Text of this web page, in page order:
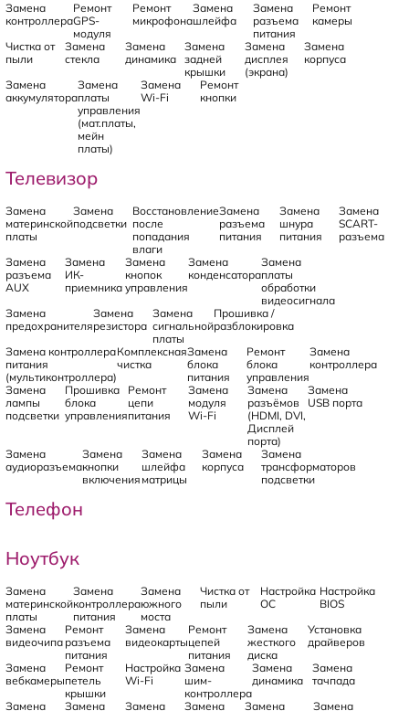
Замена
контроллера
Ремонт
GPS-
модуля
Ремонт
микрофона
Замена
шлейфа
Замена
разъема
питания
Ремонт
камеры
Чистка от
пыли
Замена
стекла
Замена
динамика
Замена
задней
крышки
Замена
дисплея
(экрана)
Замена
корпуса
Замена
аккумулятора
Замена
платы
управления
(мат.платы,
мейн
платы)
Замена
Wi-Fi
Ремонт
кнопки
Телевизор
Замена
материнской
платы
Замена
подсветки
Восстановление
после
попадания
влаги
Замена
разъема
питания
Замена
шнура
питания
Замена
SCART-
разъема
Замена
разъема
AUX
Замена
ИК-
приемника
Замена
кнопок
управления
Замена
конденсатора
Замена
платы
обработки
видеосигнала
Замена
предохранителя
Замена
резистора
Замена
сигнальной
платы
Прошивка /
разблокировка
Замена контроллера
питания
(мультиконтроллера)
Комплексная
чистка
Замена
блока
питания
Ремонт
блока
управления
Замена
контроллера
Замена
лампы
подсветки
Прошивка
блока
управления
Ремонт
цепи
питания
Замена
модуля
Wi-Fi
Замена
разъёмов
(HDMI, DVI,
Дисплей
порта)
Замена
USB порта
Замена
аудиоразъема
Замена
кнопки
включения
Замена
шлейфа
матрицы
Замена
корпуса
Замена
трансформаторов
подсветки
Телефон
Ноутбук
Замена
материнской
платы
Замена
контроллера
питания
Замена
южного
моста
Чистка от
пыли
Настройка
ОС
Настройка
BIOS
Замена
видеочипа
Ремонт
разъема
питания
Замена
видеокарты
Ремонт
цепей
питания
Замена
жесткого
диска
Установка
драйверов
Замена
вебкамеры
Ремонт
петель
крышки
Настройка
Wi-Fi
Замена
шим-
контроллера
Замена
динамика
Замена
тачпада
Замена
Замена
Замена
Замена
Замена
Замена